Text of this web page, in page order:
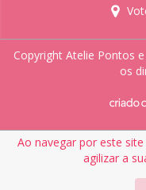
Ao navegar por este site
agilizar a
Copyright Atelie Pontos
os